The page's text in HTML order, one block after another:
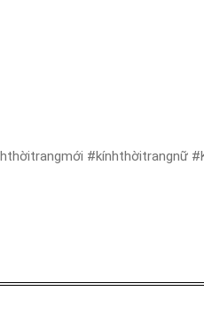
#kínhthờitrangnữ